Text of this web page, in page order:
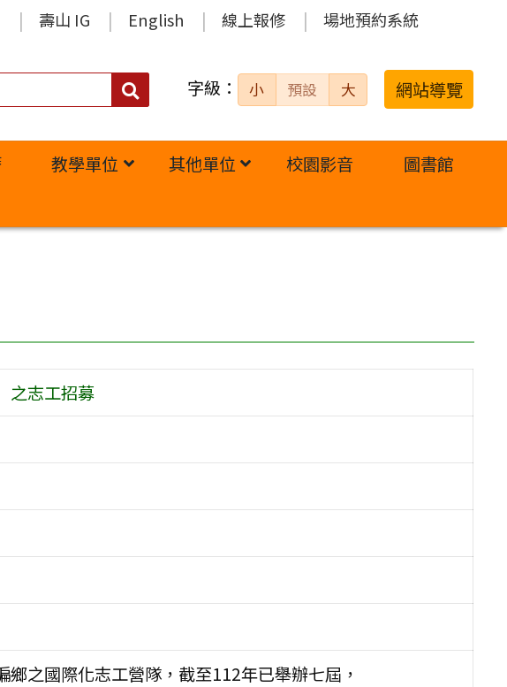
壽山 IG English 線上報修 場地預約系統
搜
字級： 小 預設 大 網站導覽
教學單位 其他單位 校園影音
圖書館
之志工招募
之國際化志工營隊，截至112年已舉辦七屆，